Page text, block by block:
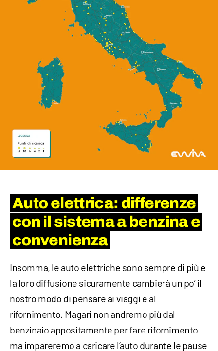
Auto elettrica: differenze
con il sistema a benzina e
convenienza
Insomma, le auto elettriche sono sempre di più e
la loro diffusione sicuramente cambierà un po’ il
nostro modo di pensare ai viaggi e al
rifornimento. Magari non andremo più dal
benzinaio appositamente per fare rifornimento
ma impareremo a caricare l’auto durante le pause